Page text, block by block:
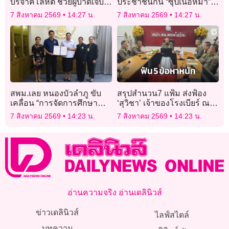
จากเหตุกราดยิงใน ‘โรงเรียน
7 สิงหาคม 2569 14:27 น.
คลายความร้อน
7 สิงหาคม 2569 14:27 น.
สพม.เลย หนองบัวลำภู ขับ
เคลื่อน “การจัดการศึกษา
แบบเรียนรวม ”
7 สิงหาคม 2569 14:23 น.
สรุปสำนวน7 แฟ้ม ส่งฟ้อง
‘สุวิชา’ เจ้าของโรงเบียร์ ณ
ลาดพร้าว ฟัน 5 ข้อหาหนัก
7 สิงหาคม 2569 14:23 น.
อ่านความจริง อ่านเดลินิวส์
ข่าวเดลินิวส์
ไลฟ์สไตล์